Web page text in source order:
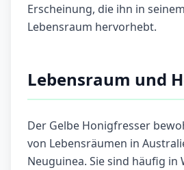
Erscheinung, die ihn in
Lebensraum hervorhebt.
Lebensraum und
Der Gelbe Honigfresser
von Lebensräumen in
Neuguinea. Sie sind häufig in